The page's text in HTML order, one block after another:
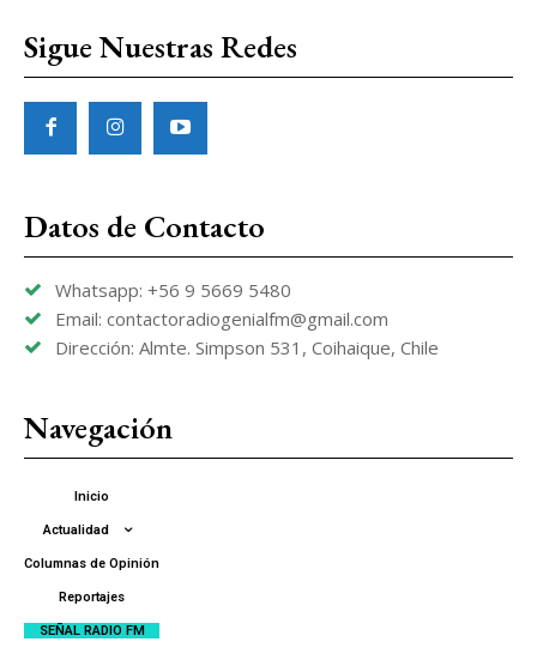
Sigue Nuestras Redes
Datos de Contacto
Whatsapp: +56 9 5669 5480
Email: contactoradiogenialfm@gmail.com
Dirección: Almte. Simpson 531, Coihaique, Chile
Navegación
Inicio
Actualidad
Columnas de Opinión
Reportajes
SEÑAL RADIO FM